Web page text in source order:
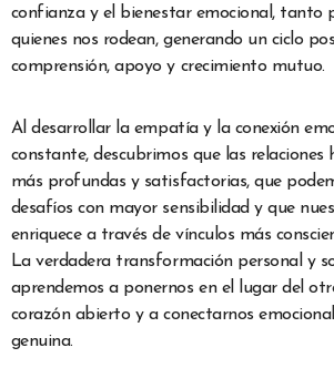
confianza y el bienestar emocional, tanto
quienes nos rodean, generando un ciclo
comprensión, apoyo y crecimiento mutuo.
Al desarrollar la empatía y la conexión
constante, descubrimos que las relaciones
más profundas y satisfactorias, que
desafíos con mayor sensibilidad y que
enriquece a través de vínculos más
La verdadera transformación personal y
aprendemos a ponernos en el lugar del
corazón abierto y a conectarnos
genuina.